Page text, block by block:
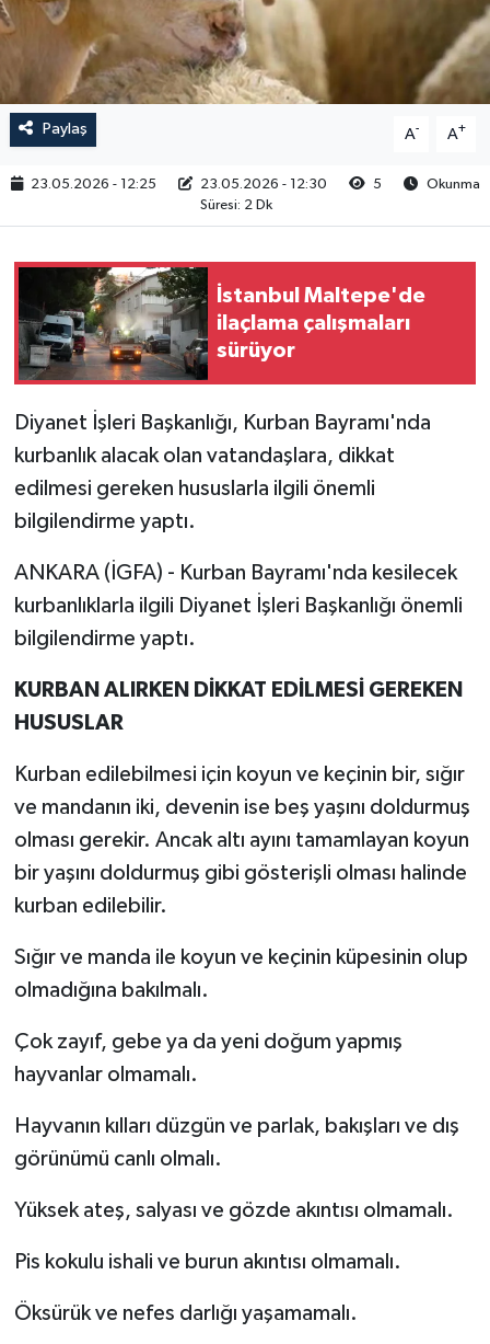
Paylaş A- A+
23.05.2026 - 12:25 23.05.2026 - 12:30 5
Okunma
Süresi: 2 Dk
İstanbul Maltepe'de
ilaçlama çalışmaları
sürüyor
Diyanet İşleri Başkanlığı, Kurban Bayramı'nda
kurbanlık alacak olan vatandaşlara, dikkat
edilmesi gereken hususlarla ilgili önemli
bilgilendirme yaptı.
ANKARA (İGFA) - Kurban Bayramı'nda kesilecek
kurbanlıklarla ilgili Diyanet İşleri Başkanlığı önemli
bilgilendirme yaptı.
KURBAN ALIRKEN DİKKAT EDİLMESİ GEREKEN
HUSUSLAR
Kurban edilebilmesi için koyun ve keçinin bir, sığır
ve mandanın iki, devenin ise beş yaşını doldurmuş
olması gerekir. Ancak altı ayını tamamlayan koyun
bir yaşını doldurmuş gibi gösterişli olması halinde
kurban edilebilir.
Sığır ve manda ile koyun ve keçinin küpesinin olup
olmadığına bakılmalı.
Çok zayıf, gebe ya da yeni doğum yapmış
hayvanlar olmamalı.
Hayvanın kılları düzgün ve parlak, bakışları ve dış
görünümü canlı olmalı.
Yüksek ateş, salyası ve gözde akıntısı olmamalı.
Pis kokulu ishali ve burun akıntısı olmamalı.
Öksürük ve nefes darlığı yaşamamalı.
RESMİ İLAN